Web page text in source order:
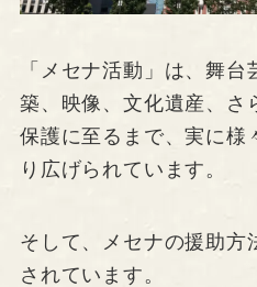
「メセナ活動」は、舞
築、映像、文化遺産、さ
保護に至るまで、実に様
り広げられています。
そして、メセナの援助方
されています。